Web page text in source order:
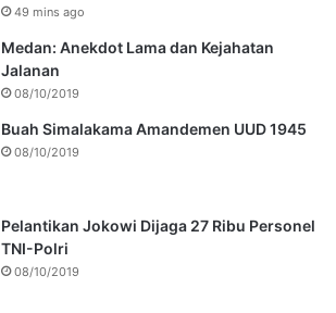
49 mins ago
Medan: Anekdot Lama dan Kejahatan
Jalanan
08/10/2019
Buah Simalakama Amandemen UUD 1945
08/10/2019
Pelantikan Jokowi Dijaga 27 Ribu Personel
TNI-Polri
08/10/2019